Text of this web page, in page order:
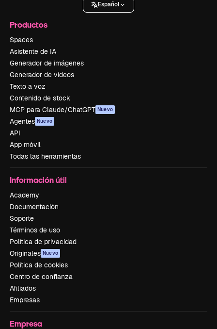
Español
Productos
Spaces
Asistente de IA
Generador de imágenes
Generador de vídeos
Texto a voz
Contenido de stock
MCP para Claude/ChatGPT Nuevo
Agentes Nuevo
API
App móvil
Todas las herramientas
Información útil
Academy
Documentación
Soporte
Términos de uso
Política de privacidad
Originales Nuevo
Política de cookies
Centro de confianza
Afiliados
Empresas
Empresa